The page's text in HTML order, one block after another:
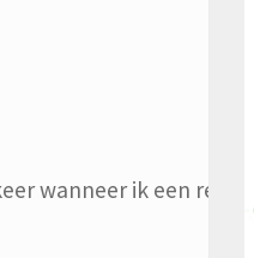
wanneer ik een